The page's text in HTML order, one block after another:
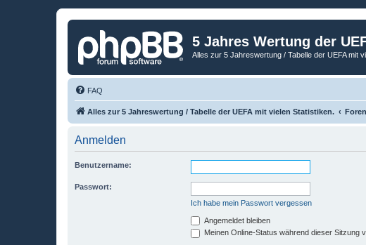
5 Jahres Wertung der
Alles zur 5 Jahreswertung / Tabelle der UEFA mit
FAQ
Alles zur 5 Jahreswertung / Tabelle der UEFA mit vielen Statistiken.
Anmelden
Benutzername:
Passwort:
Ich habe mein Passwort vergessen
Angemeldet bleiben
Meinen Online-Status während dieser Sitzung